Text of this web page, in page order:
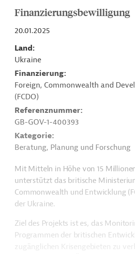
Finanzierungsbewilligung
20.01.2025
Land
Ukraine
Finanzierung
Foreign, Commonwealth and
(FCDO)
Referenznummer
GB-GOV-1-400393
Kategorie
Beratung, Planung und Forschung
Mit Mitteln in Höhe von 15
unterstützt das britische
Commonwealth und Entwicklung
der Ukraine.
Ziel des Projekts ist es, das
Programmen der britischen
zugänglichen Krisengebieten zu